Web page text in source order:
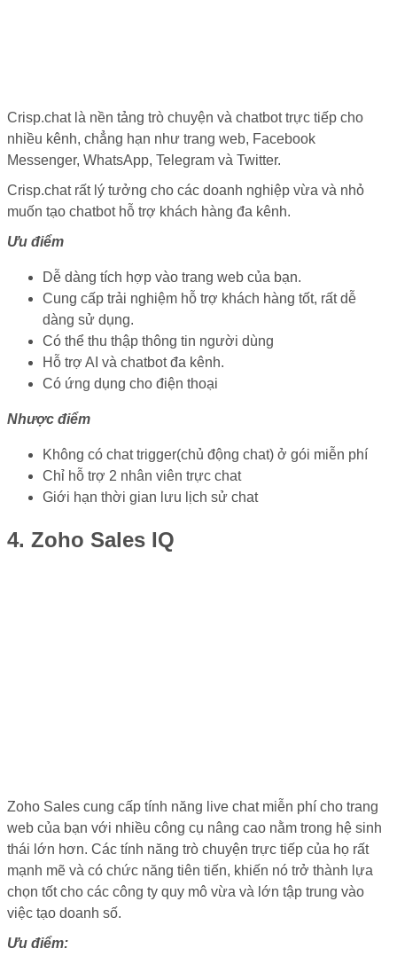
Crisp.chat là nền tảng trò chuyện và chatbot trực tiếp cho
nhiều kênh, chẳng hạn như trang web, Facebook
Messenger, WhatsApp, Telegram và Twitter.
Crisp.chat rất lý tưởng cho các doanh nghiệp vừa và nhỏ
muốn tạo chatbot hỗ trợ khách hàng đa kênh.
Ưu điểm
Dễ dàng tích hợp vào trang web của bạn.
Cung cấp trải nghiệm hỗ trợ khách hàng tốt, rất dễ
dàng sử dụng.
Có thể thu thập thông tin người dùng
Hỗ trợ AI và chatbot đa kênh.
Có ứng dụng cho điện thoại
Nhược điểm
Không có chat trigger(chủ động chat) ở gói miễn phí
Chỉ hỗ trợ 2 nhân viên trực chat
Giới hạn thời gian lưu lịch sử chat
4. Zoho Sales IQ
Zoho Sales cung cấp tính năng live chat miễn phí cho trang
web của bạn với nhiều công cụ nâng cao nằm trong hệ sinh
thái lớn hơn. Các tính năng trò chuyện trực tiếp của họ rất
mạnh mẽ và có chức năng tiên tiến, khiến nó trở thành lựa
chọn tốt cho các công ty quy mô vừa và lớn tập trung vào
việc tạo doanh số.
Ưu điểm: